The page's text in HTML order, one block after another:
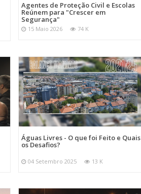
Agentes de Proteção Civil e Escolas
Reúnem para "Crescer em
Segurança"
15 Maio 2026 74 K
Águas Livres - O que foi Feito e Quais
os Desafios?
04 Setembro 2025 13 K